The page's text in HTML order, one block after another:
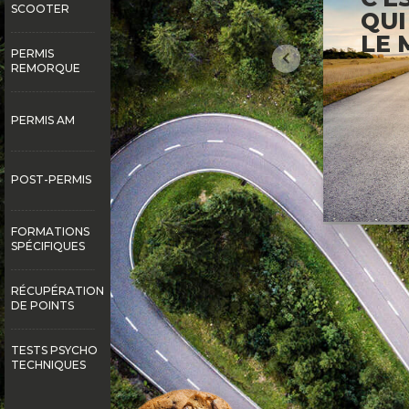
FLEXIBLE
PERMIS B
DES
MOTO
SCOOTER
PERMIS
REMORQUE
PERMIS AM
POST-PERMIS
FORMATIONS
SPÉCIFIQUES
RÉCUPÉRATION
DE POINTS
TESTS PSYCHO
TECHNIQUES
Précédent
LE